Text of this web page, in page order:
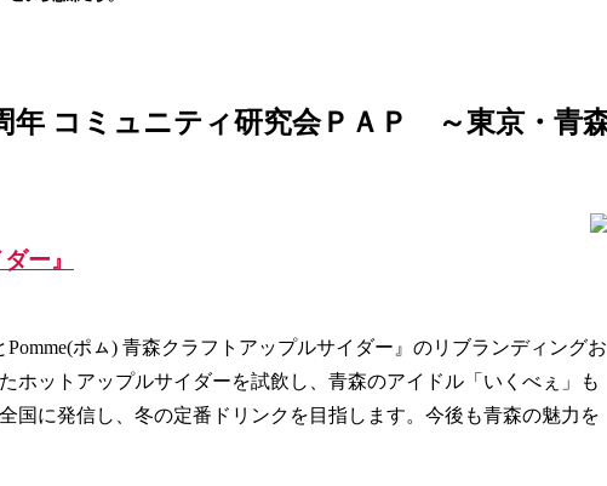
ー』
ポㇺ) 青森クラフトアップルサイダー』のリブランディングお
ホットアップルサイダーを試飲し、青森のアイドル「いくべぇ」も
国に発信し、冬の定番ドリンクを目指します。今後も青森の魅力を